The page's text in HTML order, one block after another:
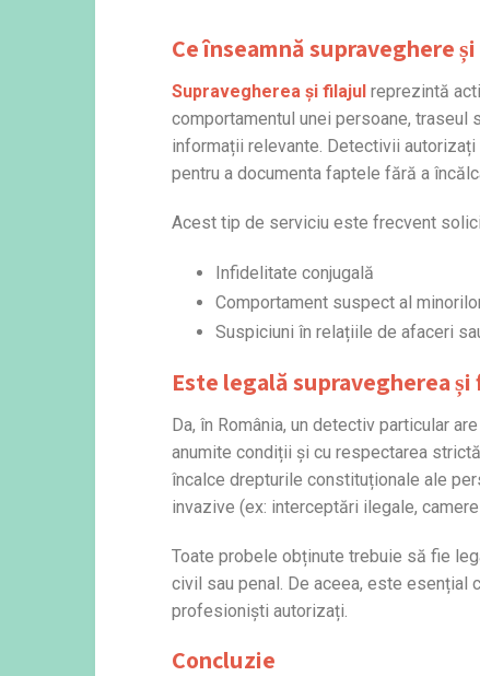
Ce înseamnăsupraveghere
Supravegherea și filajul reprezintă
comportamentul unei persoane, traseul
informații relevante. Detectivii
pentru a documenta faptele fără a
Acest tip de serviciu este frecvent
Infidelitate conjugală
Comportament suspect al
Suspiciuni în relațiile de afaceri
Este legalăsupravegherea
Da, în România, un detectiv particular
anumite condiții și cu respectarea
încalce drepturile constituționale ale
invazive (ex: interceptări ilegale,
Toate probele obținute trebuie să fie
civil sau penal. De aceea, este
profesioniști autorizați.
Concluzie